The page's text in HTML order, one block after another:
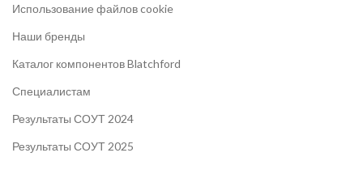
Использование файлов cookie
Наши бренды
Каталог компонентов Blatchford
Специалистам
Результаты СОУТ 2024
Результаты СОУТ 2025